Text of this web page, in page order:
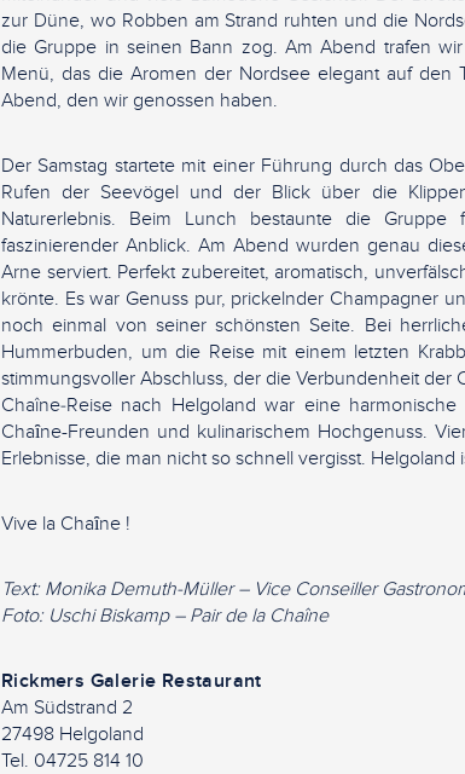
zur Düne, wo Robben am Strand ruhten und die
die Gruppe in seinen Bann zog. Am Abend trafen
Menü, das die Aromen der Nordsee elegant auf den
Abend, den wir genossen haben.
Der Samstag startete mit einer Führung durch das
Rufen der Seevögel und der Blick über die
Naturerlebnis. Beim Lunch bestaunte die
faszinierender Anblick. Am Abend wurden genau
Arne serviert. Perfekt zubereitet, aromatisch,
krönte. Es war Genuss pur, prickelnder Champagner
noch einmal von seiner schönsten Seite. Bei
Hummerbuden, um die Reise mit einem letzten
stimmungsvoller Abschluss, der die Verbundenheit der
Chaîne‑Reise nach Helgoland war eine
Chaȋne-Freunden und kulinarischem Hochgenuss.
Erlebnisse, die man nicht so schnell vergisst.
Vive la Chaȋne !
Text: Monika Demuth-Müller – Vice Conseiller
Foto: Uschi Biskamp – Pair de la Chaîne
Rickmers Galerie Restaurant
Am Südstrand 2
27498 Helgoland
Tel. 04725 814 10